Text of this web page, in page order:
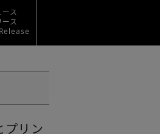
ース
ース
プリン